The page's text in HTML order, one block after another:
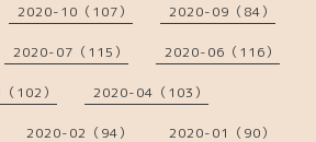
2020-10（107） 2020-09（84）
2020-07（115） 2020-06（116）
102） 2020-04（103）
2020-02（94） 2020-01（90）